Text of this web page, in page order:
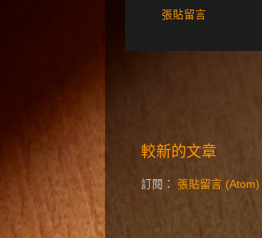
張貼留言
較新的文章
訂閱： 張貼留言 (Atom)